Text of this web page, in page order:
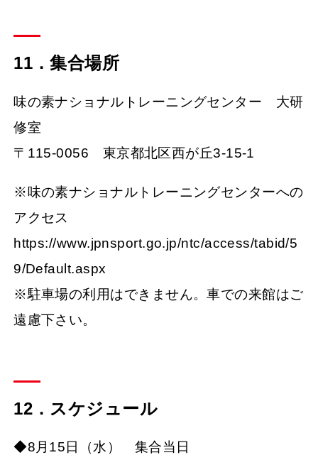
11．集合場所
味の素ナショナルトレーニングセンター 大研
修室
〒115-0056 東京都北区西が丘3-15-1
※味の素ナショナルトレーニングセンターへの
アクセス
https://www.jpnsport.go.jp/ntc/access/tabid/5
9/Default.aspx
※駐車場の利用はできません。車での来館はご
遠慮下さい。
12．スケジュール
◆8月15日（水） 集合当日